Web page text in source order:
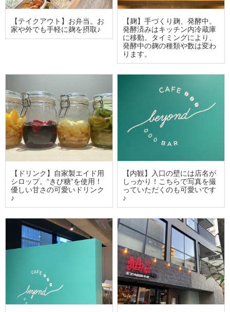
【テイクアウト】お弁当。お
家や外でも手軽に麹を摂取♪
【麹】手づくり麹、発酵中。
発酵済みはキッチン内冷蔵庫
に移動。タイミングにより、
発酵中の麹の種類や数は変わ
ります。
【ドリンク】自家製エイド用
シロップ。“きび糖”を使用！
優しい甘さの可愛いドリンク
♪
【内観】入口の壁には店名が
しっかり！こちらで写真を撮
っていただくのも可愛いです
♪